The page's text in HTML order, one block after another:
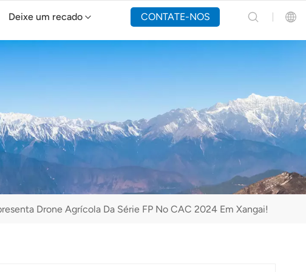
Deixe um recado CONTATE-NOS
Русский
Português(Portugal)
Português(Brasil)
Türkçe
Drone Agrícola Da Série FP No CAC 2024 Em Xangai!